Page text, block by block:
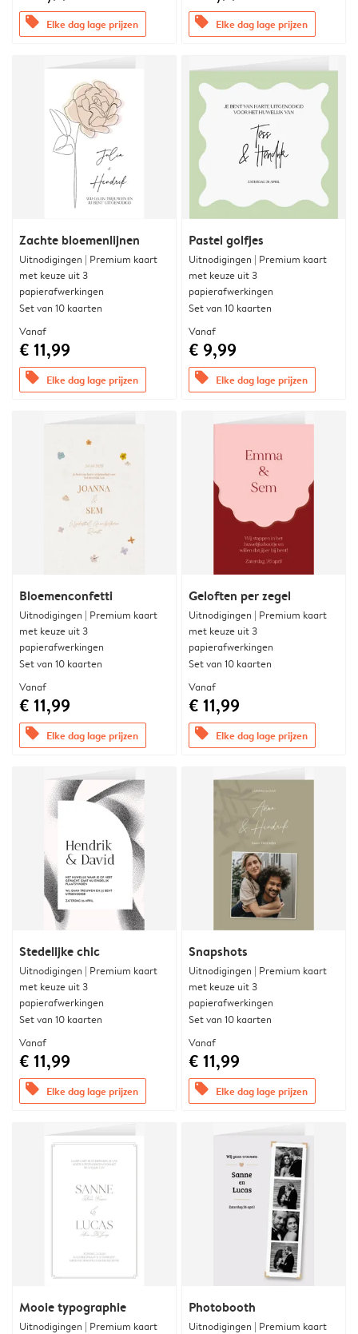
offers Elke dag lage prijzen offers Elke dag lage prijzen
Zachte bloemenlijnen
Uitnodigingen | Premium kaart
met keuze uit 3
papierafwerkingen
Set van 10 kaarten
Vanaf
€ 11,99
offers Elke dag lage prijzen
Pastel golfjes
Uitnodigingen | Premium kaart
met keuze uit 3
papierafwerkingen
Set van 10 kaarten
Vanaf
€ 9,99
offers Elke dag lage prijzen
Bloemenconfetti
Uitnodigingen | Premium kaart
met keuze uit 3
papierafwerkingen
Set van 10 kaarten
Vanaf
€ 11,99
offers Elke dag lage prijzen
Geloften per zegel
Uitnodigingen | Premium kaart
met keuze uit 3
papierafwerkingen
Set van 10 kaarten
Vanaf
€ 11,99
offers Elke dag lage prijzen
Stedelijke chic
Uitnodigingen | Premium kaart
met keuze uit 3
papierafwerkingen
Set van 10 kaarten
Vanaf
€ 11,99
offers Elke dag lage prijzen
Snapshots
Uitnodigingen | Premium kaart
met keuze uit 3
papierafwerkingen
Set van 10 kaarten
Vanaf
€ 11,99
offers Elke dag lage prijzen
Mooie typographie
Uitnodigingen | Premium kaart
Photobooth
Uitnodigingen | Premium kaart